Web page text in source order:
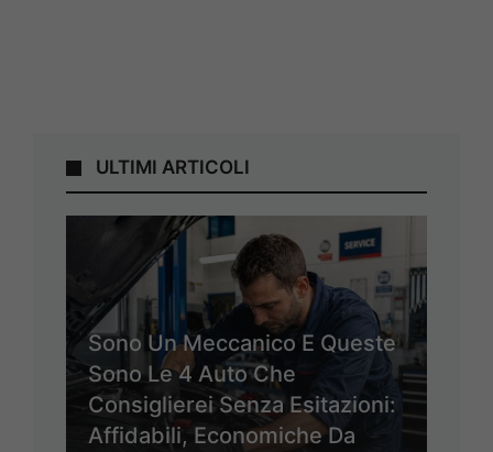
ULTIMI ARTICOLI
Sono Un Meccanico E Queste
Sono Le 4 Auto Che
Consiglierei Senza Esitazioni:
Affidabili, Economiche Da